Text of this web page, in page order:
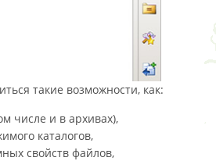
такие возможности, как:
числе и в архивах),
каталогов,
свойств файлов,